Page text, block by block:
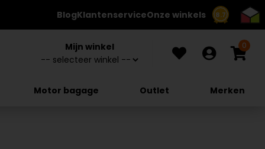
8.7
BlogKlantenserviceOnze winkels
Mijn winkel 0
Motor bagage Outlet Merken